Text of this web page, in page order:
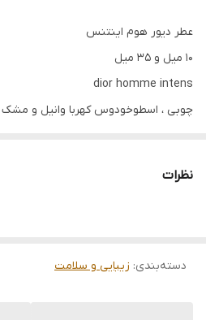
عطر دیور هوم اینتنس
۱۰ میل و ۳۵ میل
dior homme intens
چوبی ، اسطوخودوس کهربا وانیل و مشک
نظرات
دسته‌بندی: زیبایی و سلامت